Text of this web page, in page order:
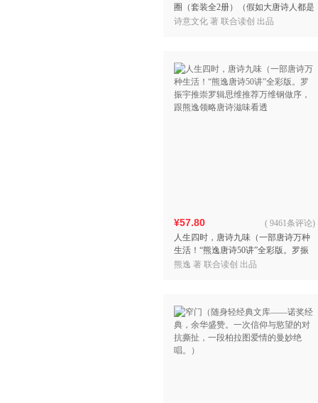
圈（套装全2册）（假如大唐诗人都是
你的朋友，刷刷手机，就读懂了所有
诗意文化 著 联合读创 出品
¥57.80
人生四时，唐诗九味（一部唐诗万种
生活！“熊逸唐诗50讲”全彩版。罗振
宇推崇罗辑思维推荐万维钢做序，跟
( 9461条评论)
熊逸 著 联合读创 出品